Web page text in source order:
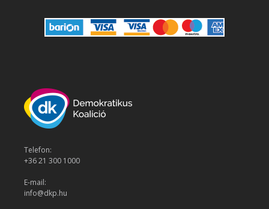
Telefon:
+36 21 300 1000
E-mail:
info@dkp.hu